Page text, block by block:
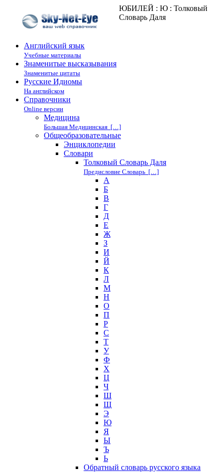
ЮБИЛЕЙ : Ю : Толковый
Словарь Даля
Английский язык
Учебные материалы
Знаменитые высказывания
Знаменитые цитаты
Русские Идиомы
На английском
Справочники
Online версии
Медицина
Большая Медицинская […]
Общеобразовательные
Энциклопедии
Cловари
Толковый Словарь Даля
Предисловие Словарь […]
А
Б
В
Г
Д
Е
Ж
З
И
Й
К
Л
М
Н
О
П
Р
С
Т
У
Ф
Х
Ц
Ч
Ш
Щ
Э
Ю
Я
Ы
Ъ
Ь
Обратный словарь русского языка